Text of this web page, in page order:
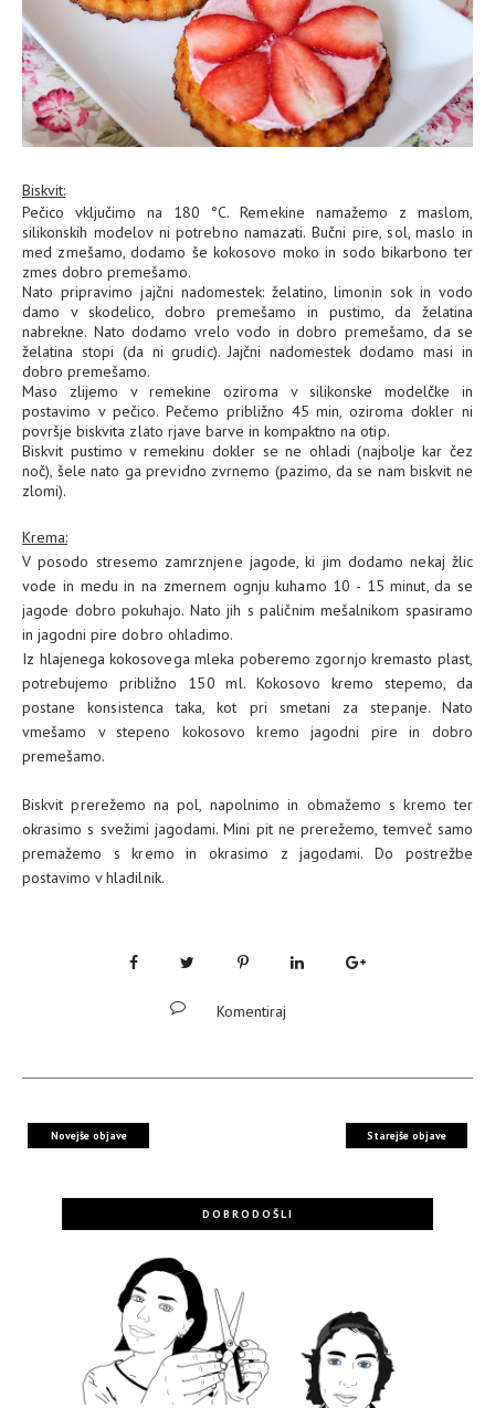
Biskvit:
Pečico vključimo na 180 °C. Remekine namažemo z maslom,
silikonskih modelov ni potrebno namazati. Bučni pire, sol, maslo in
med zmešamo, dodamo še kokosovo moko in sodo bikarbono ter
zmes dobro premešamo.
Nato pripravimo jajčni nadomestek: želatino, limonin sok in vodo
damo v skodelico, dobro premešamo in pustimo, da želatina
nabrekne. Nato dodamo vrelo vodo in dobro premešamo, da se
želatina stopi (da ni grudic). Jajčni nadomestek dodamo masi in
dobro premešamo.
Maso zlijemo v remekine oziroma v silikonske modelčke in
postavimo v pečico. Pečemo približno 45 min, oziroma dokler ni
površje biskvita zlato rjave barve in kompaktno na otip.
Biskvit pustimo v remekinu dokler se ne ohladi (najbolje kar čez
noč), šele nato ga previdno zvrnemo (pazimo, da se nam biskvit ne
zlomi).
Krema:
V posodo stresemo zamrznjene jagode, ki jim dodamo nekaj žlic
vode in medu in na zmernem ognju kuhamo 10 - 15 minut, da se
jagode dobro pokuhajo. Nato jih s paličnim mešalnikom spasiramo
in jagodni pire dobro ohladimo.
Iz hlajenega kokosovega mleka poberemo zgornjo kremasto plast,
potrebujemo približno 150 ml. Kokosovo kremo stepemo, da
postane konsistenca taka, kot pri smetani za stepanje. Nato
vmešamo v stepeno kokosovo kremo jagodni pire in dobro
premešamo.
Biskvit prerežemo na pol, napolnimo in obmažemo s kremo ter
okrasimo s svežimi jagodami. Mini pit ne prerežemo, temveč samo
premažemo s kremo in okrasimo z jagodami. Do postrežbe
postavimo v hladilnik.
Komentiraj
Novejše objave Starejše objave
DOBRODOŠLI